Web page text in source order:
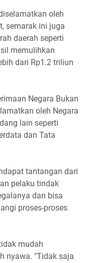
oleh
semarak ini juga
daerah seperti
memulihkan
dari Rp1.2 triliun
Negara Bukan
oleh Negara
lain seperti
dan Tata
tantangan dari
pelaku tindak
dan bisa
proses-proses
mudah
nyawa. "Tidak saja